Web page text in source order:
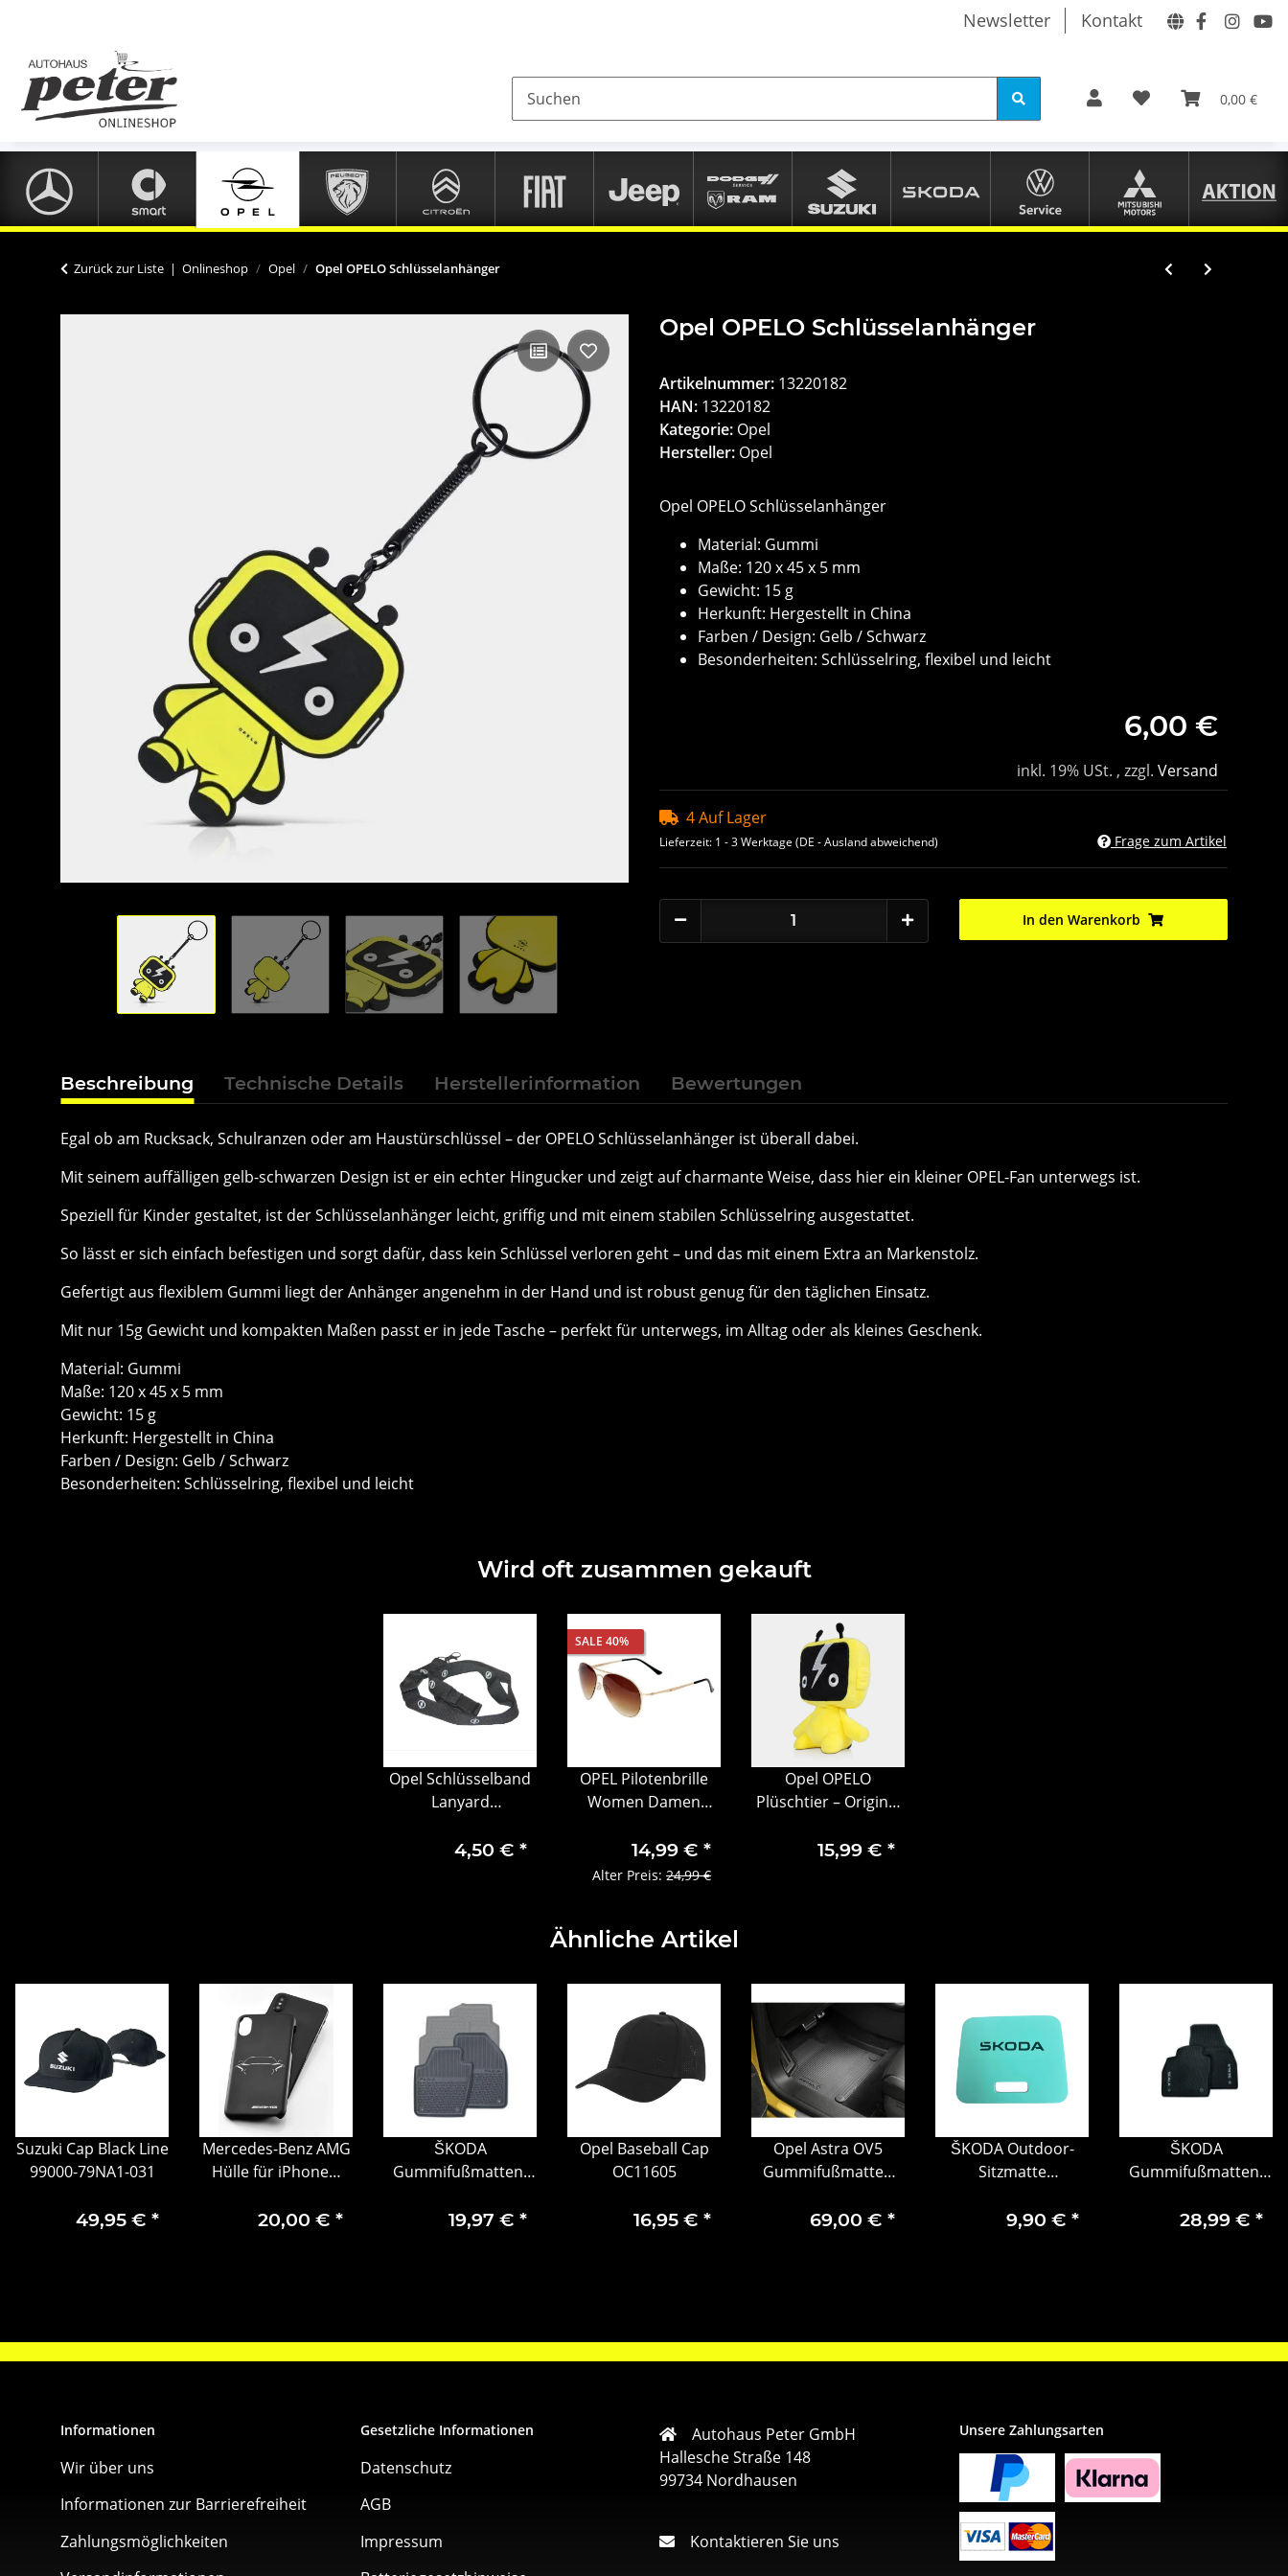
Newsletter Kontakt
0,00 €
Zurück zur Liste Onlineshop Opel Opel OPELO Schlüsselanhänger
Opel OPELO Schlüsselanhänger
Artikelnummer: 13220182
HAN: 13220182
Kategorie: Opel
Hersteller: Opel
Opel OPELO Schlüsselanhänger
Material: Gummi
Maße: 120 x 45 x 5 mm
Gewicht: 15 g
Herkunft: Hergestellt in China
Farben / Design: Gelb / Schwarz
Besonderheiten: Schlüsselring, flexibel und leicht
6,00 €
inkl. 19% USt. , zzgl. Versand
4 Auf Lager
Lieferzeit: 1 - 3 Werktage (DE - Ausland abweichend) Frage zum Artikel
In den Warenkorb
Beschreibung Technische Details Herstellerinformation Bewertungen
Egal ob am Rucksack, Schulranzen oder am Haustürschlüssel – der OPELO Schlüsselanhänger ist überall dabei.
Mit seinem auffälligen gelb-schwarzen Design ist er ein echter Hingucker und zeigt auf charmante Weise, dass hier ein kleiner OPEL-Fan unterwegs ist.
Speziell für Kinder gestaltet, ist der Schlüsselanhänger leicht, griffig und mit einem stabilen Schlüsselring ausgestattet.
So lässt er sich einfach befestigen und sorgt dafür, dass kein Schlüssel verloren geht – und das mit einem Extra an Markenstolz.
Gefertigt aus flexiblem Gummi liegt der Anhänger angenehm in der Hand und ist robust genug für den täglichen Einsatz.
Mit nur 15g Gewicht und kompakten Maßen passt er in jede Tasche – perfekt für unterwegs, im Alltag oder als kleines Geschenk.
Material: Gummi
Maße: 120 x 45 x 5 mm
Gewicht: 15 g
Herkunft: Hergestellt in China
Farben / Design: Gelb / Schwarz
Besonderheiten: Schlüsselring, flexibel und leicht
Wird oft zusammen gekauft
Opel Schlüsselband
Lanyard
schwarz
4,50 € *
SALE 40%
OPEL Pilotenbrille
Women Damen
14,99 € *
Alter Preis: 24,99 €
Opel OPELO
Plüschtier – Original
Maskottchen
15,99 € *
Ähnliche Artikel
Suzuki Cap Black Line
99000-79NA1-031
49,95 € *
Mercedes-Benz AMG
Hülle für iPhone®
20,00 € *
ŠKODA
Gummifußmatten-
gebraucht ohne
19,97 € *
Opel Baseball Cap
OC11605
16,95 € *
Opel Astra OV5
Gummifußmatten
69,00 € *
ŠKODA Outdoor-
Sitzmatte
6U0069636
9,90 € *
ŠKODA
Gummifußmatten-
Scala Schrift weiß
28,99 € *
Informationen
Wir über uns
Informationen zur Barrierefreiheit
Zahlungsmöglichkeiten
Gesetzliche Informationen
Datenschutz
AGB
Impressum
Autohaus Peter GmbH
Hallesche Straße 148
99734 Nordhausen
Kontaktieren Sie uns
Unsere Zahlungsarten